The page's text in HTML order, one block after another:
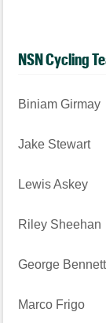
NSN Cycling
Biniam Girmay
Jake Stewart
Lewis Askey
Riley Sheehan
George Bennett
Marco Frigo